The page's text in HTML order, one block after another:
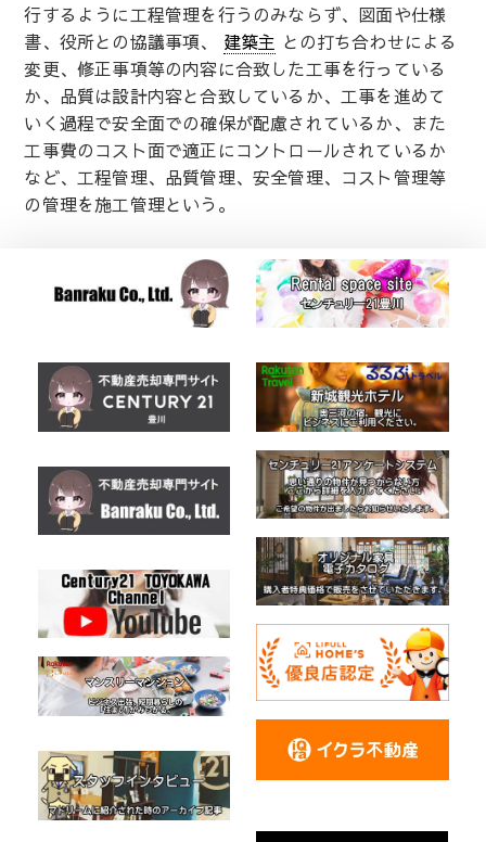
行するように工程管理を行うのみならず、図面や仕様
書、役所との協議事項、 建築主 との打ち合わせによる
変更、修正事項等の内容に合致した工事を行っている
か、品質は設計内容と合致しているか、工事を進めて
いく過程で安全面での確保が配慮されているか、また
工事費のコスト面で適正にコントロールされているか
など、工程管理、品質管理、安全管理、コスト管理等
の管理を施工管理という。